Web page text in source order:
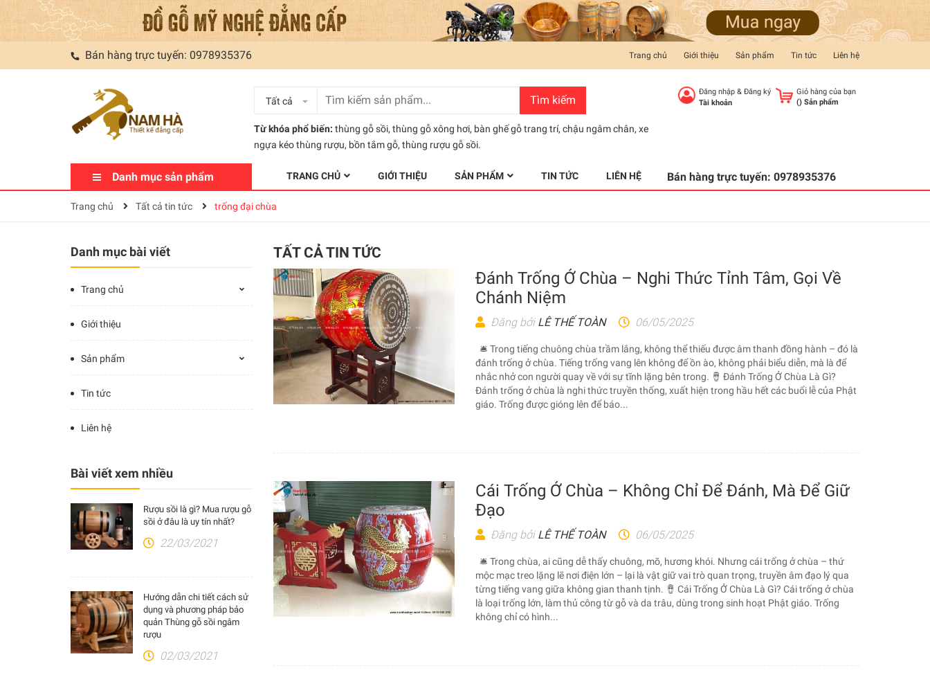
Bán hàng trực tuyến: 0978935376 Trang chủ Giới thiệu Sản phẩm Tin tức Liên hệ
Tất cả Tìm kiếm
Từ khóa phổ biến: thùng gỗ sồi, thùng gỗ xông hơi, bàn ghế gỗ trang trí, chậu ngâm chân, xe
ngựa kéo thùng rượu, bồn tắm gỗ, thùng rượu gỗ sồi.
Đăng nhập& Đăng ký
Tài khoản
Giỏ hàng của bạn
() Sản phẩm
Danh mục sản phẩm TRANG CHỦ GIỚI THIỆU SẢN PHẨM TIN TỨC LIÊN HỆ Bán hàng trực tuyến: 0978935376
Trang chủ Tất cả tin tức trống đại chùa
Danh mục bài viết
Trang chủ
Giới thiệu
Sản phẩm
Tin tức
Liên hệ
Bài viết xem nhiều
Rượu sồi là gì? Mua rượu gỗ
sồi ở đâu là uy tín nhất?
22/03/2021
Hướng dẫn chi tiết cách sử
dụng và phương pháp bảo
quản Thùng gỗ sồi ngâm
rượu
02/03/2021
TẤT CẢ TIN TỨC
Đánh Trống Ở Chùa – Nghi Thức Tỉnh Tâm, Gọi Về
Chánh Niệm
Đăng bởi LÊ THẾ TOÀN 06/05/2025
🛎️ Trong tiếng chuông chùa trầm lắng, không thể thiếu được âm thanh đồng hành – đó là
đánh trống ở chùa. Tiếng trống vang lên không để ồn ào, không phải biểu diễn, mà là để
nhắc nhở con người quay về với sự tĩnh lặng bên trong. 🪘 Đánh Trống Ở Chùa Là Gì?
Đánh trống ở chùa là nghi thức truyền thống, xuất hiện trong hầu hết các buổi lễ của Phật
giáo. Trống được gióng lên để báo...
Cái Trống Ở Chùa – Không Chỉ Để Đánh, Mà Để Giữ
Đạo
Đăng bởi LÊ THẾ TOÀN 06/05/2025
🛎️ Trong chùa, ai cũng dễ thấy chuông, mõ, hương khói. Nhưng cái trống ở chùa – thứ
mộc mạc treo lặng lẽ nơi điện lớn – lại là vật giữ vai trò quan trọng, truyền âm đạo lý qua
từng tiếng vang giữa không gian thanh tịnh. 🪘 Cái Trống Ở Chùa Là Gì? Cái trống ở chùa
là loại trống lớn, làm thủ công từ gỗ và da trâu, dùng trong sinh hoạt Phật giáo. Trống
không chỉ có hình...